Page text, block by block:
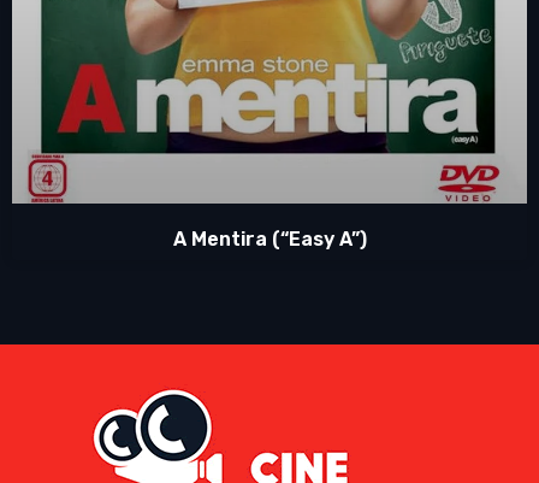
A Mentira (“Easy A”)